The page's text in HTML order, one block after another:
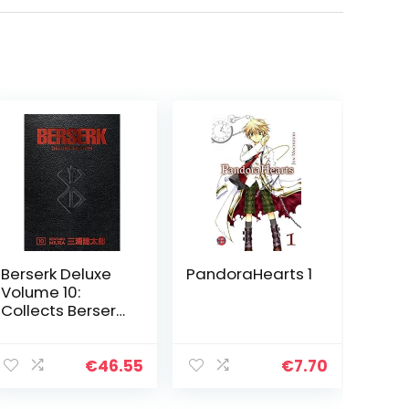
Berserk Deluxe
Volume 10:
Collects Berserk
€46.55
PandoraHearts 1
€7.70